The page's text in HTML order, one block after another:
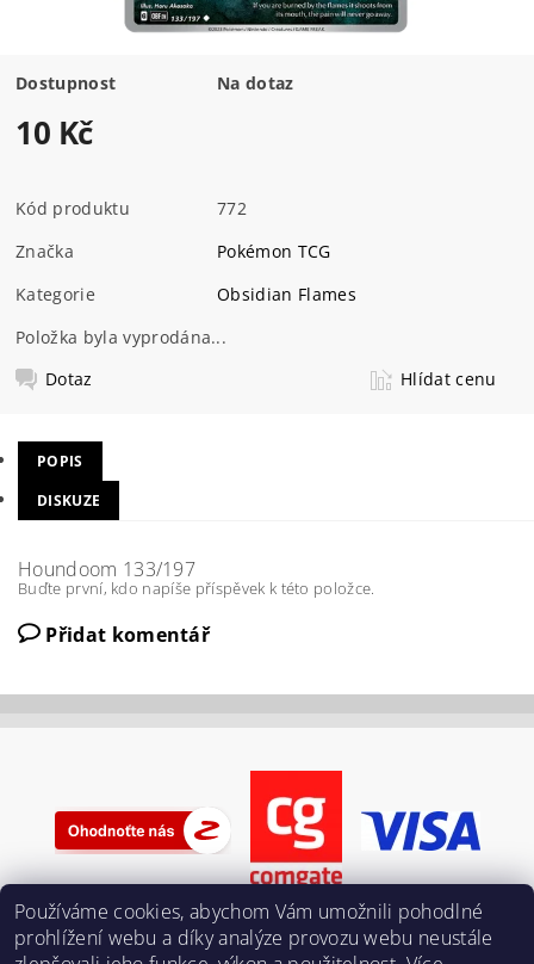
Dostupnost Na dotaz
10 Kč
Kód produktu
772
Značka
Pokémon TCG
Kategorie
Obsidian Flames
Položka byla vyprodána...
Dotaz
Hlídat cenu
POPIS
DISKUZE
Houndoom 133/197
Buďte první, kdo napíše příspěvek k této položce.
Přidat komentář
Používáme cookies, abychom Vám umožnili pohodlné
prohlížení webu a díky analýze provozu webu neustále